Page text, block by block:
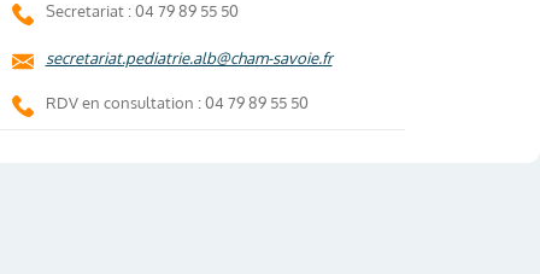
Secretariat : 04 79 89 55 50
secretariat.pediatrie.alb@cham-savoie.fr
RDV en consultation : 04 79 89 55 50